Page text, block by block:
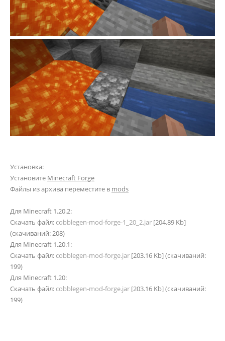
Установка:
Установите Minecraft Forge
Файлы из архива переместите в mods
Для Minecraft 1.20.2:
Скачать файл: cobblegen-mod-forge-1_20_2.jar
(cкачиваний: 208)
Для Minecraft 1.20.1:
Скачать файл: cobblegen-mod-forge.jar
199)
Для Minecraft 1.20:
Скачать файл: cobblegen-mod-forge.jar
199)